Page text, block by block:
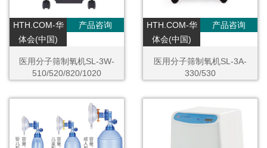
HTH.COM-华
体会(中国)
产品咨询
医用分子筛制氧机SL-3W-
510/520/820/1020
HTH.COM-华
体会(中国)
产品咨询
医用分子筛制氧机SL-3A-
330/530